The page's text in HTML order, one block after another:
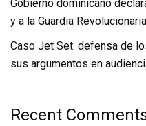
Gobierno dominicano
y a la Guardia
Caso Jet Set: defensa de
sus argumentos en
Recent